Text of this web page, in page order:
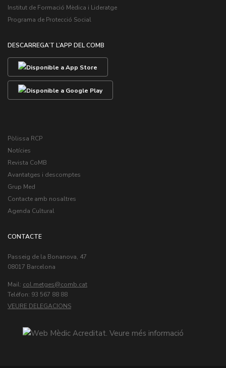
Institut de Formació Mèdica i Lideratge
Programa de Protecció Social
DESCARREGA’T L’APP DEL COMB
Pòlissa RCP
Notícies
Revista CoMB
Avantatges i descomptes
Grup Med
Contacte amb nosaltres
Agenda Cultural
CONTACTE
Passeig de la Bonanova, 47
08017 Barcelona
Mail: col.metges
Teléfon: 93 567 88 88
VEURE DELEGACIONS